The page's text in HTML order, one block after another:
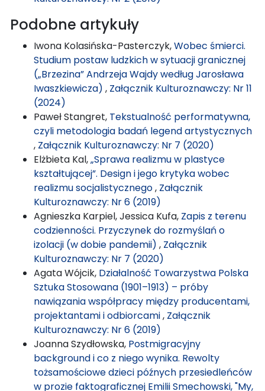
Podobne artykuły
Iwona Kolasińska-Pasterczyk,Wobec śmierci.
Studium postaw ludzkich w sytuacji granicznej
(„Brzezina” Andrzeja Wajdy według Jarosława
Iwaszkiewicza) , Załącznik Kulturoznawczy: Nr 11
(2024)
Paweł Stangret, Tekstualność performatywna,
czyli metodologia badań legend artystycznych
, Załącznik Kulturoznawczy: Nr 7 (2020)
Elżbieta Kal,„Sprawa realizmu w plastyce
kształtującej”. Design i jego krytyka wobec
realizmu socjalistycznego, Załącznik
Kulturoznawczy: Nr 6 (2019)
Agnieszka Karpiel, Jessica Kufa, Zapis z terenu
codzienności. Przyczynek do rozmyślań o
izolacji (w dobie pandemii) , Załącznik
Kulturoznawczy: Nr 7 (2020)
Agata Wójcik, Działalność Towarzystwa Polska
Sztuka Stosowana (1901–1913) – próby
nawiązania współpracy między producentami,
projektantami i odbiorcami, Załącznik
Kulturoznawczy: Nr 6 (2019)
Joanna Szydłowska, Postmigracyjny
background i co z niego wynika. Rewolty
tożsamościowe dzieci późnych przesiedleńców
w prozie faktograficznej Emilii Smechowski, "My,